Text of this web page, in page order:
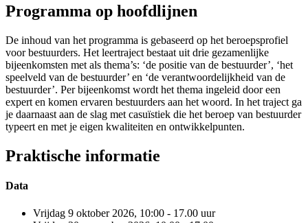
Programma op hoofdlijnen
De inhoud van het programma is gebaseerd op het beroepsprofiel
voor bestuurders. Het leertraject bestaat uit drie gezamenlijke
bijeenkomsten met als thema’s: ‘de positie van de bestuurder’, ‘het
speelveld van de bestuurder’ en ‘de verantwoordelijkheid van de
bestuurder’. Per bijeenkomst wordt het thema ingeleid door een
expert en komen ervaren bestuurders aan het woord. In het traject ga
je daarnaast aan de slag met casuïstiek die het beroep van bestuurder
typeert en met je eigen kwaliteiten en ontwikkelpunten.
Praktische informatie
Data
Vrijdag 9 oktober 2026, 10:00 - 17.00 uur